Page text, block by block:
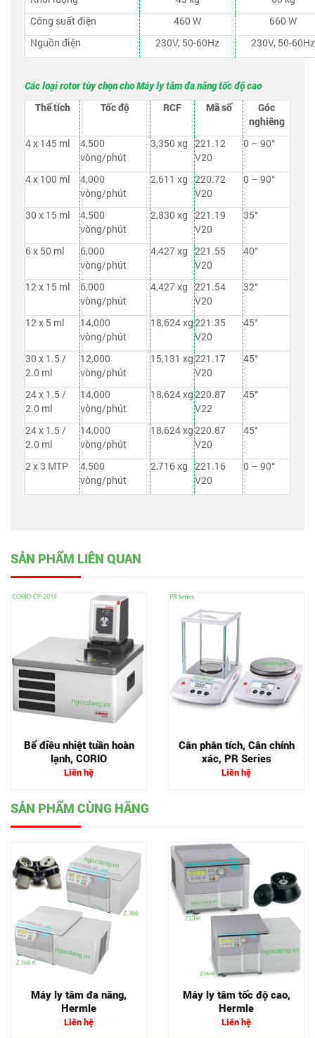
Công suất điện
460 W
660 W
Nguồn điện
230V, 50-60Hz 230V, 50-60Hz
Các loại rotor tùy chọn cho Máy ly tâm đa năng tốc độ cao
Thể tích
Tốc độ RCF Mã số
Góc
nghiêng
4 x 145 ml
4,500
vòng/phút
3,350 xg 221.12
V20
0 – 90°
4 x 100 ml
4,000
vòng/phút
2,611 xg 220.72
V20
0 – 90°
30 x 15 ml
4,500
vòng/phút
2,830 xg 221.19
V20
35°
6 x 50 ml
6,000
vòng/phút
4,427 xg 221.55
V20
40°
12 x 15 ml
6,000
vòng/phút
4,427 xg 221.54
V20
32°
12 x 5 ml
14,000
vòng/phút
18,624 xg221.35
V20
45°
30 x 1.5 /
2.0 ml
12,000
vòng/phút
15,131 xg221.17
V20
45°
24 x 1.5 /
2.0 ml
14,000
vòng/phút
18,624 xg220.87
V22
45°
24 x 1.5 /
2.0 ml
14,000
vòng/phút
18,624 xg220.87
V20
45°
2 x 3 MTP
4,500
vòng/phút
2,716 xg 221.16
V20
0 – 90°
SẢN PHẨM LIÊN QUAN
Bể điều nhiệt tuần hoàn
lạnh, CORIO
Liên hệ
Cân phân tích, Cân chính
xác, PR Series
Liên hệ
SẢN PHẨM CÙNG HÃNG
Máy ly tâm đa năng,
Hermle
Liên hệ
Máy ly tâm tốc độ cao,
Hermle
Liên hệ